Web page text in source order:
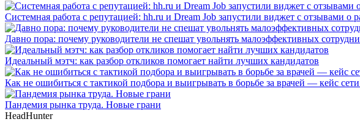
Системная работа с репутацией: hh.ru и Dream Job запустили виджет с отзывами о
Давно пора: почему руководители не спешат увольнять малоэффективных
Идеальный мэтч: как разбор откликов помогает найти лучших кандидатов
Как не ошибиться с тактикой подбора и выигрывать в борьбе за врачей — кейс
Пандемия рынка труда. Новые грани
HeadHunter